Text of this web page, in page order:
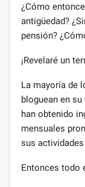
¿Cómo
antigüedad?
pensión?
¡Revelaré un
La mayoría de
bloguean en
han obtenido
mensuales
sus
Entonces todo